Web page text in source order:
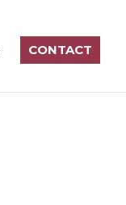
CONTACT